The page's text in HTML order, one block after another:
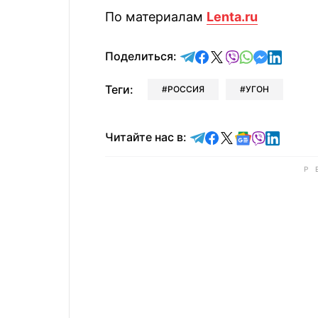
По материалам Lenta.ru
Поделиться: отправить в Telegram
поделиться в
поделиться в X
отправить в
отправить
Теги: РОССИЯ УГОН
Читайте нас в: Читайте в Telegram
Читайте в
Читайте в X
Читайте в
Читайте